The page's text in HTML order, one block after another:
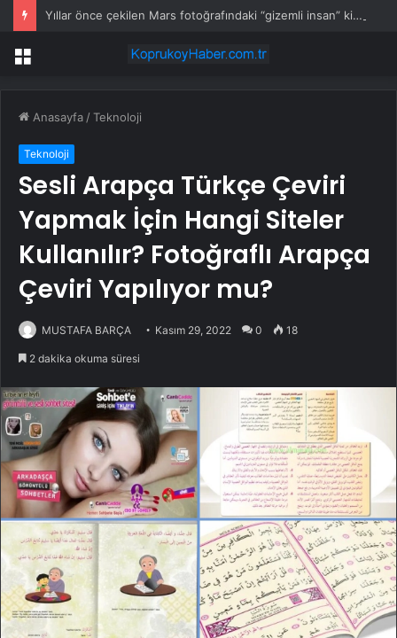
Yıllar önce çekilen Mars fotoğrafındaki “gizemli insan” kim?
Menü
Anasayfa /Teknoloji
Teknoloji
Sesli Arapça Türkçe Çeviri
Yapmak İçin Hangi Siteler
Kullanılır? Fotoğraflı Arapça
Çeviri Yapılıyor mu?
MUSTAFA BARÇA Kasım 29, 2022 0 18
2 dakika okuma süresi